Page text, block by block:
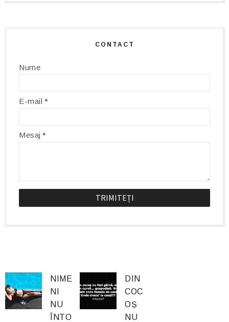
CONTACT
Nume
E-mail*
Mesaj*
NIME
NI
NU
ÎNTO
DIN
COC
OȘ
NU